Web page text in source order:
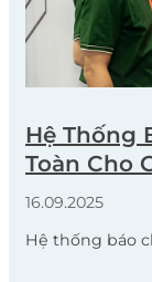
Hệ Thống
Toàn Cho
16.09.2025
Hệ thống báo